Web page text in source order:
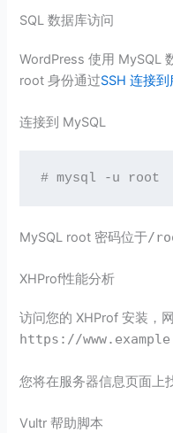
SQL 数据库访问
WordPress 使用 MySQL
root 身份通过SSH 连接
连接到 MySQL
# mysql -u root
MySQL root 密码位于/
XHProf性能分析
访问您的 XHProf 安装，
https://
您将在服务器信息页面上
Vultr 帮助脚本